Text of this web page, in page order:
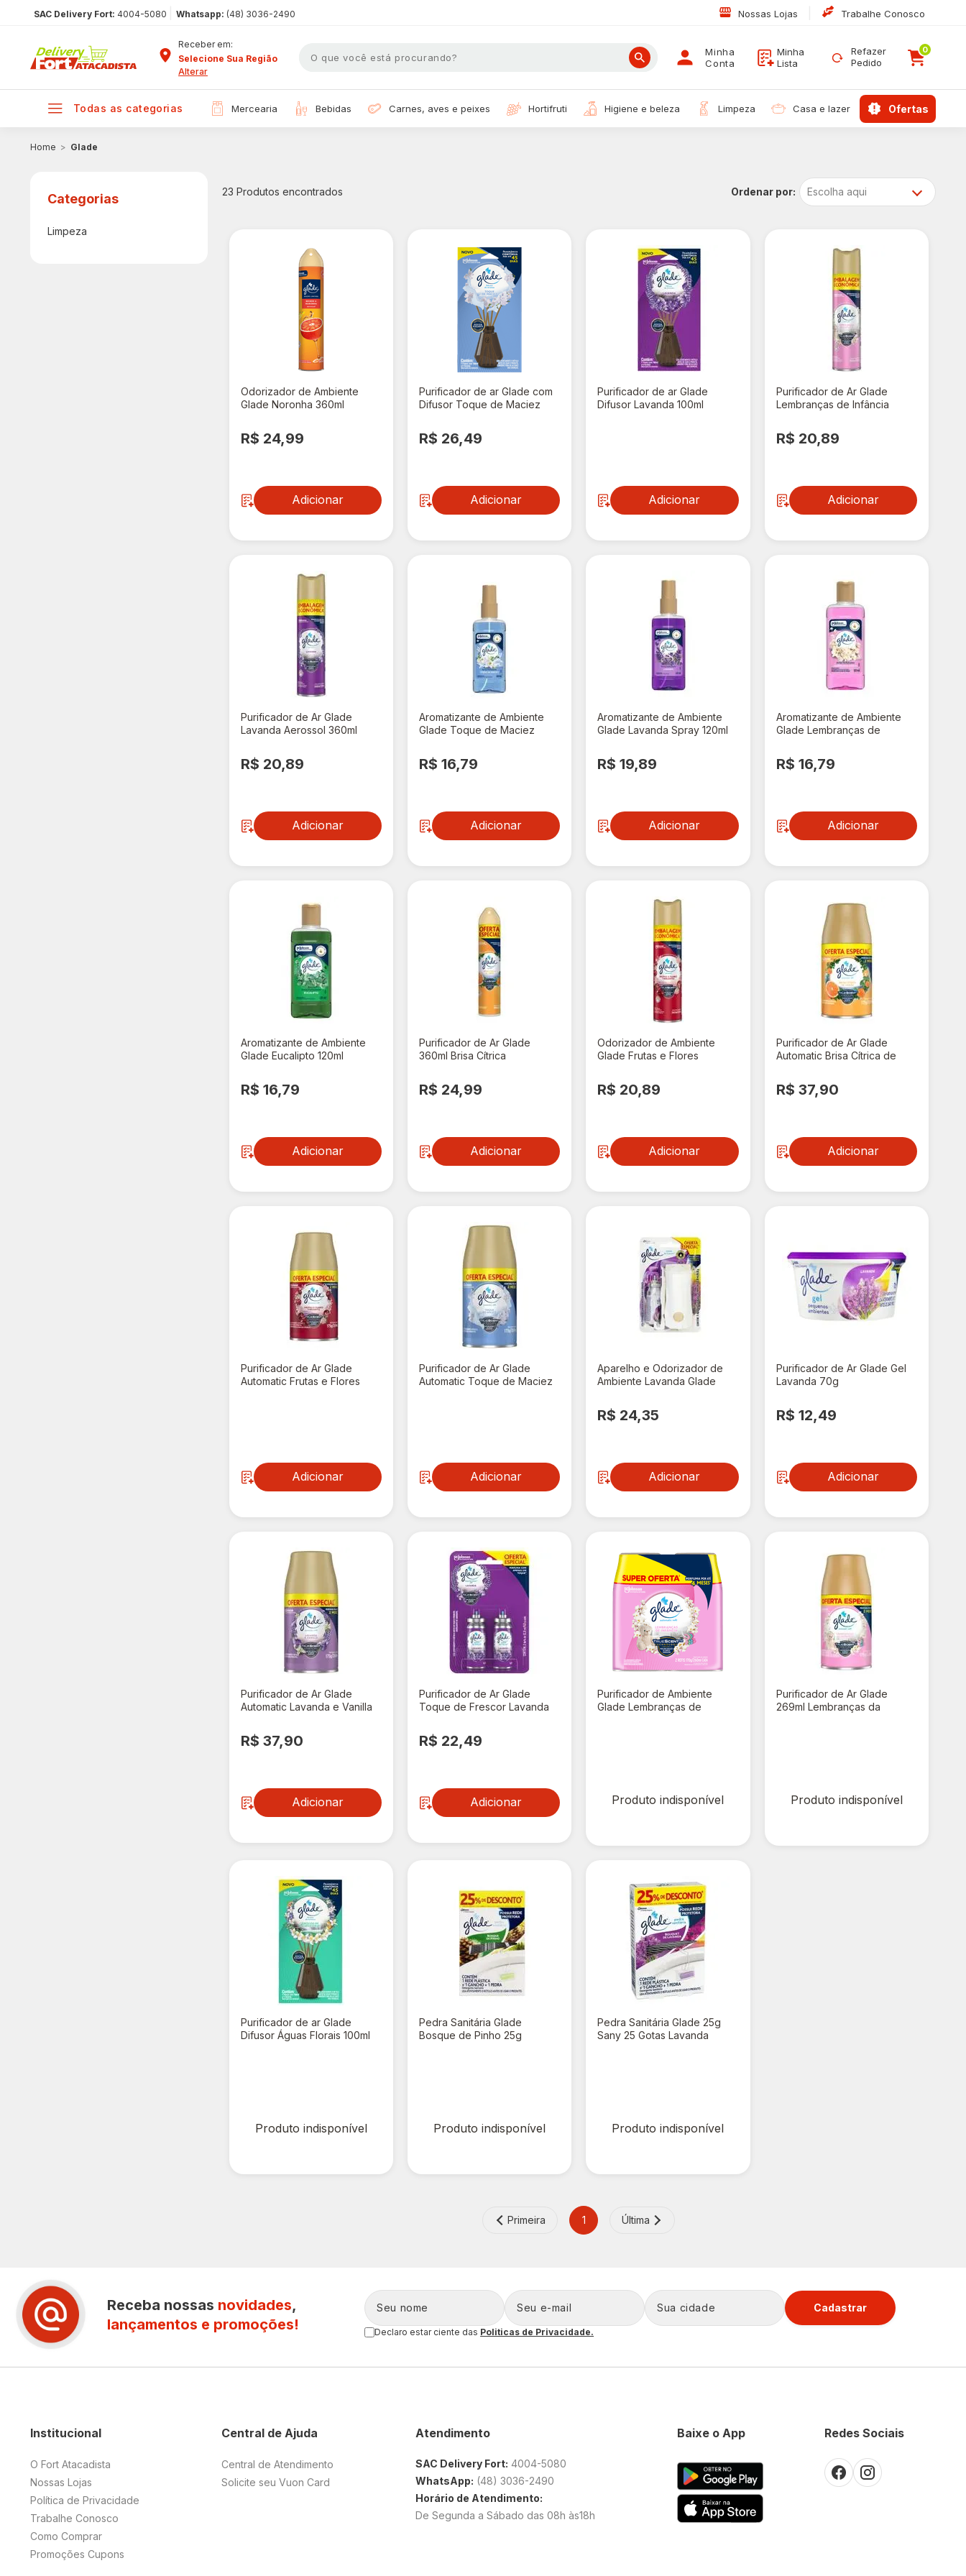
SAC Delivery Fort: 4004-5080 Whatsapp: (48) 3036-2490 Nossas Lojas Trabalhe Conosco
Receber em:
Selecione Sua Região
Alterar
Minha
Conta
Minha
Lista
Refazer
Pedido
0
todas as categorias mercearia bebidas carnes, aves e peixes hortifruti higiene e beleza limpeza casa e lazer ofertas
Glade
Limpeza
23 Produtos encontrados Escolha aqui
Odorizador de Ambiente
Glade Noronha 360ml
R$ 24,99
Adicionar
Purificador de ar Glade com
Difusor Toque de Maciez
R$ 26,49
Adicionar
Purificador de ar Glade
Difusor Lavanda 100ml
Adicionar
Purificador de Ar Glade
Lembranças de Infância
Econômica
R$ 20,89
Adicionar
Purificador de Ar Glade
Lavanda Aerossol 360ml
R$ 20,89
Adicionar
Aromatizante de Ambiente
Glade Toque de Maciez
R$ 16,79
Adicionar
Aromatizante de Ambiente
Glade Lavanda Spray 120ml
R$ 19,89
Adicionar
Aromatizante de Ambiente
Glade Lembranças de
R$ 16,79
Adicionar
Aromatizante de Ambiente
Glade Eucalipto 120ml
R$ 16,79
Adicionar
Purificador de Ar Glade
360ml Brisa Cítrica
R$ 24,99
Adicionar
Odorizador de Ambiente
Glade Frutas e Flores
R$ 20,89
Adicionar
Purificador de Ar Glade
Automatic Brisa Cítrica de
Especial
R$ 37,90
Adicionar
Purificador de Ar Glade
Automatic Frutas e Flores
Adicionar
Purificador de Ar Glade
Automatic Toque de Maciez
Adicionar
Aparelho e Odorizador de
Ambiente Lavanda Glade
Oferta Especial
R$ 24,35
Adicionar
Purificador de Ar Glade Gel
Lavanda 70g
R$ 12,49
Adicionar
Purificador de Ar Glade
Automatic Lavanda e Vanilla
R$ 37,90
Adicionar
Purificador de Ar Glade
Toque de Frescor Lavanda
R$ 22,49
Adicionar
Purificador de Ambiente
Glade Lembranças de
Produto indisponível
Purificador de Ar Glade
269ml Lembranças da
Produto indisponível
Purificador de ar Glade
Difusor Águas Florais 100ml
Produto indisponível
Pedra Sanitária Glade
Bosque de Pinho 25g
Produto indisponível
Pedra Sanitária Glade 25g
Sany 25 Gotas Lavanda
Produto indisponível
Primeira 1 Última
Receba nossas novidades,
lançamentos e promoções!
Cadastrar
Declaro estar ciente das Politicas de Privacidade.
Central de Ajuda
Central de Atendimento
Solicite seu Vuon Card
Institucional
O Fort Atacadista
Nossas Lojas
Política de Privacidade
Trabalhe Conosco
Como Comprar
Promoções Cupons
Atendimento
SAC Delivery Fort: 4004-5080
WhatsApp: (48) 3036-2490
Horário de Atendimento:
De Segunda a Sábado das 08h às18h
Redes Sociais
Baixe o App